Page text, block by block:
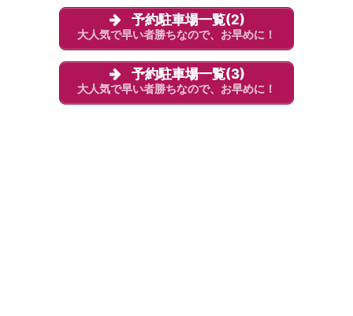
予約駐車場一覧(2)
大人気で早い者勝ちなので、お早めに！
予約駐車場一覧(3)
大人気で早い者勝ちなので、お早めに！